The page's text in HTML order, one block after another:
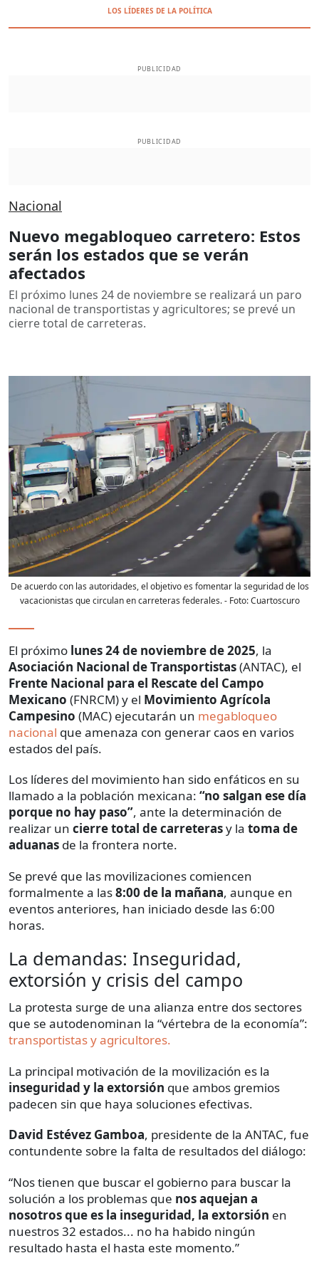
LOS LÍDERES DE LA POLÍTICA
PUBLICIDAD
PUBLICIDAD
Nacional
Nuevo megabloqueo carretero: Estos
serán los estados que se verán
afectados
El próximo lunes 24 de noviembre se realizará un paro
nacional de transportistas y agricultores; se prevé un
cierre total de carreteras.
De acuerdo con las autoridades, el objetivo es fomentar la seguridad de los
vacacionistas que circulan en carreteras federales.- Foto:Cuartoscuro
El próximo lunes 24 de noviembre de 2025, la
Asociación Nacional de Transportistas(ANTAC), el
Frente Nacional para el Rescate del Campo
Mexicano (FNRCM) y el Movimiento Agrícola
Campesino (MAC) ejecutarán un megabloqueo
nacional que amenaza con generar caos en varios
estados del país.
Los líderes del movimiento han sido enfáticos en su
llamado a la población mexicana: “no salgan ese día
porque no hay paso”, ante la determinación de
realizar un cierre total de carreterasy la toma de
aduanas de la frontera norte.
Se prevé que las movilizaciones comiencen
formalmente a las8:00 de la mañana, aunque en
eventos anteriores, han iniciado desde las 6:00
horas.
La demandas: Inseguridad,
extorsión y crisis del campo
La protesta surge de una alianza entre dos sectores
que se autodenominan la “vértebra de la economía”:
transportistas y agricultores.
La principal motivación de la movilización es la
inseguridad y la extorsión que ambos gremios
padecen sin que haya soluciones efectivas.
David Estévez Gamboa, presidente de la ANTAC, fue
contundente sobre la falta de resultados del diálogo:
“Nos tienen que buscar el gobierno para buscar la
solución a los problemas que nos aquejan a
nosotros que es la inseguridad, la extorsión en
nuestros 32 estados... no ha habido ningún
resultado hasta el hasta este momento.”